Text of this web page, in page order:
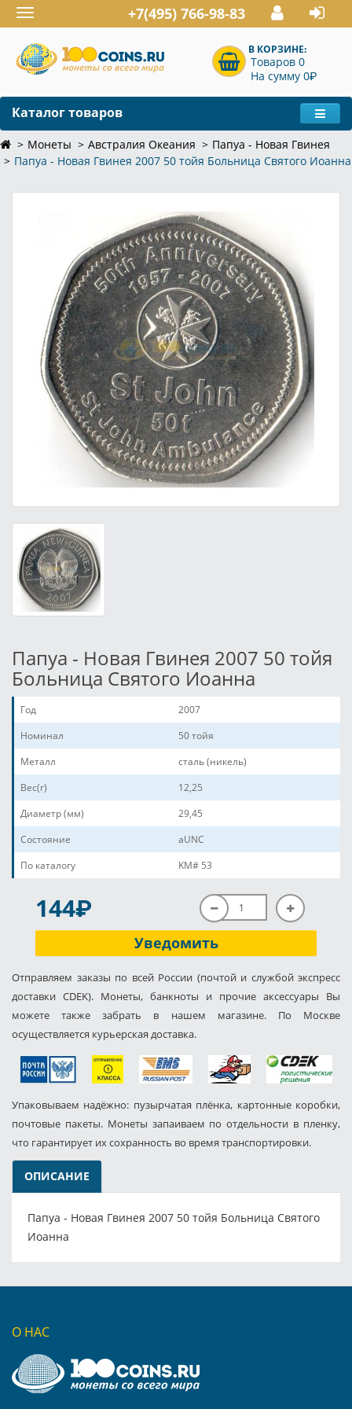
Toggle
navigation
+7(495) 766-98-83
В КОРЗИНЕ:
Товаров 0
На сумму 0P
Каталог товаров
Монеты Австралия Океания
Папуа - Новая Гвинея
Папуа - Новая Гвинея 2007 50 тойя Больница Святого Иоанна
Папуа - Новая Гвинея 2007 50 тойя
Больница Святого Иоанна
Год
2007
Номинал
50 тойя
Металл
сталь (никель)
Вес(г)
12,25
Диаметр (мм)
29,45
Состояние
aUNC
По каталогу
KM# 53
144P
Уведомить
Отправляем заказы по всей России (почтой и службой экспресс
доставки CDEK). Монеты, банкноты и прочие аксессуары Вы
можете также забрать в нашем магазине. По Москве
осуществляется курьерская доставка.
Упаковываем надёжно: пузырчатая плёнка, картонные коробки,
почтовые пакеты. Монеты запаиваем по отдельности в пленку,
что гарантирует их сохранность во время транспортировки.
ОПИСАНИЕ
Папуа - Новая Гвинея 2007 50 тойя Больница Святого
Иоанна
О НАС